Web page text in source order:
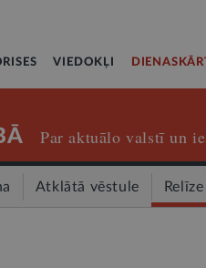
VIEDOKĻI
Par aktuālo valstī un
Atklātā vēstule Relīze